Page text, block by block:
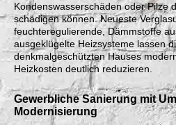
Kondenswasserschäden oder Pilze
schädigen können. Neueste
feuchteregulierende, Dämmstoffe
ausgeklügelte Heizsysteme lassen
denkmalgeschützten Hauses
Heizkosten deutlich reduzieren.
Gewerbliche Sanierung mit
Modernisierung